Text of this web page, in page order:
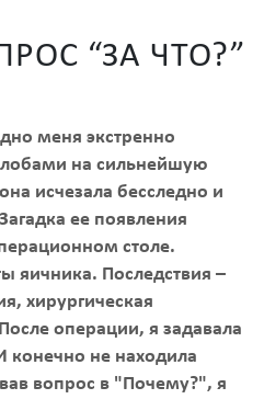
“ЗА ЧТО?”
меня экстренно
на сильнейшую
исчезала бесследно и
ее появления
столе.
яичника. Последствия –
хирургическая
операции, я задавала
конечно не находила
вопрос в "Почему?", я